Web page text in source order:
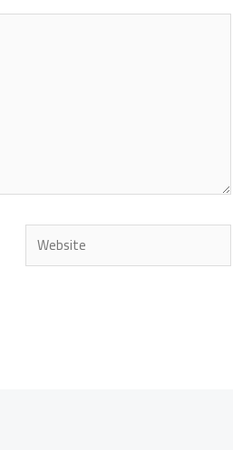
Website